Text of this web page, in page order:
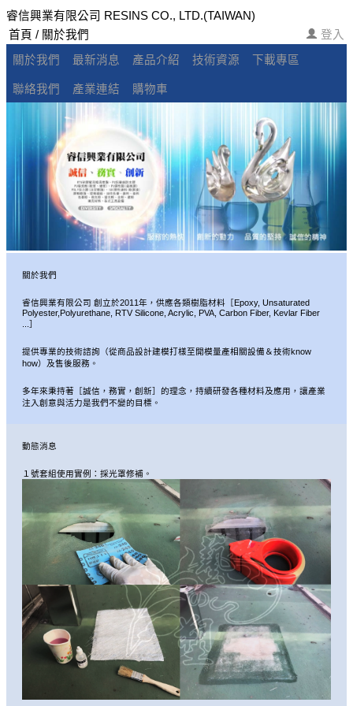
睿信興業有限公司 RESINS CO., LTD.(TAIWAN)
首頁 / 關於我們
登入
關於我們
最新消息 產品介紹 技術資源 下載專區
聯絡我們 產業連結 購物車
關於我們
睿信興業有限公司 創立於2011年，供應各類樹脂材料［Epoxy, Unsaturated
Polyester,Polyurethane, RTV Silicone, Acrylic, PVA, Carbon Fiber, Kevlar Fiber
提供專業的技術諮詢（從商品設計建模打樣至開模量產相關設備＆技術know
how）及售後服務。
多年來秉持著［誠信，務實，創新］的理念，持續研發各種材料及應用，讓產業
注入創意與活力是我們不變的目標。
動態消息
１號套組使用實例：採光罩修補。